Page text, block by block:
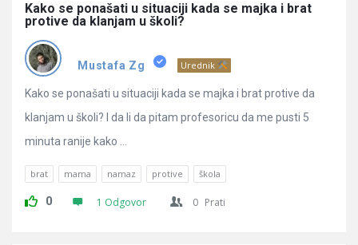
Latest
Pitanja
Kako se ponašati u situaciji kada se majka i brat
protive da klanjam u školi?
Mustafa Zg Urednik
Kako se ponašati u situaciji kada se majka i brat protive da
klanjam u školi? I da li da pitam profesoricu da me pusti 5
minuta ranije kako ...
brat mama namaz protive škola
0 1 Odgovor 0 Prati